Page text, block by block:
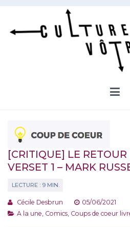
Aller
contenu
[CRITIQUE] LE RETOUR
VERSET 1 – MARK
Cécile Desbrun
05/06/2021
A la une Comics Coups de coeur